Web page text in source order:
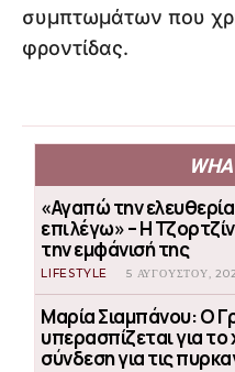
συμπτωμάτων που
φροντίδας.
«Αγαπώ την
επιλέγω» – Η
την εμφάνισή της
LIFESTYLE 5 ΑΥΓΟΎΣΤΟΥ,
Μαρία Σιαμπάνου: Ο
υπερασπίζεται για
σύνδεση για τις